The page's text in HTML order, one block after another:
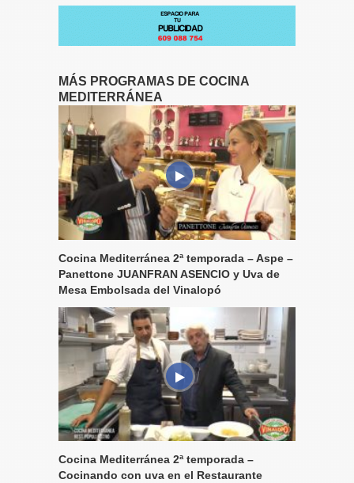
MÁS PROGRAMAS DE COCINA
MEDITERRÁNEA
Cocina Mediterránea 2ª temporada – Aspe –
Panettone JUANFRAN ASENCIO y Uva de
Mesa Embolsada del Vinalopó
Cocina Mediterránea 2ª temporada –
Cocinando con uva en el Restaurante